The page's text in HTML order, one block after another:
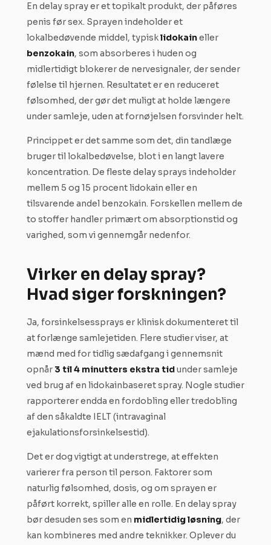
En delay spray er et topikalt produkt, der påføres
penis før sex. Sprayen indeholder et
lokalbedøvende middel, typisklidokaineller
benzokain, som absorberes i huden og
midlertidigt blokerer de nervesignaler, der sender
følelse til hjernen. Resultatet er en reduceret
følsomhed, der gør det muligt at holde længere
under samleje, uden at fornøjelsen forsvinder helt.
Princippet er det samme som det, din tandlæge
bruger til lokalbedøvelse, blot i en langt lavere
koncentration. De fleste delay sprays indeholder
mellem 5 og 15 procent lidokain eller en
tilsvarende andel benzokain. Forskellen mellem de
to stoffer handler primært om absorptionstid og
varighed, som vi gennemgår nedenfor.
Virker en delay spray?
Hvad siger forskningen?
Ja, forsinkelsessprays er klinisk dokumenteret til
at forlænge samlejetiden. Flere studier viser, at
mænd med for tidlig sædafgang i gennemsnit
opnår 3 til 4 minutters ekstra tidunder samleje
ved brug af en lidokainbaseret spray. Nogle studier
rapporterer endda en fordobling eller tredobling
af den såkaldte IELT (intravaginal
ejakulationsforsinkelsestid).
Det er dog vigtigt at understrege, at effekten
varierer fra person til person. Faktorer som
naturlig følsomhed, dosis, og om sprayen er
påført korrekt, spiller alle en rolle. En delay spray
bør desuden ses som en midlertidig løsning, der
kan kombineres med andre teknikker. Oplever du